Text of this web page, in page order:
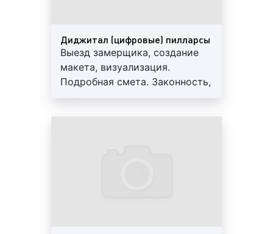
квадратные.
2) По освещенности:
с подсветкой;
Диджитал (цифровые) пилларсы
Выезд замерщика, создание
макета, визуализация.
Подробная смета. Законность,